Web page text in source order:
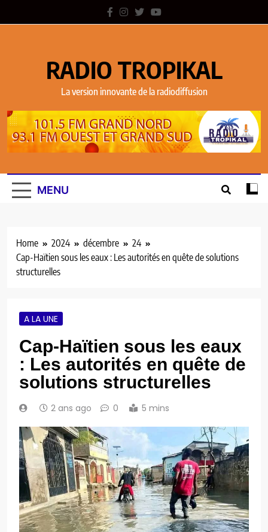
RADIO TROPIKAL
La version innovante de la radiodiffusion
MENU
Home 2024 décembre
24
Cap-Haïtien sous les eaux : Les autorités en quête de solutions
structurelles
A LA UNE
Cap-Haïtien sous les eaux
: Les autorités en quête de
solutions structurelles
2 ans ago 0 5 mins